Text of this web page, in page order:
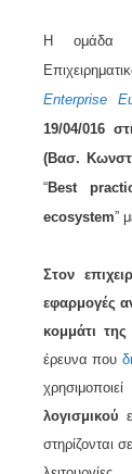
Η ομάδα
Enterprise
19/04/016
(Bασ.
“Best
ecosystem”
Στον
εφαρμογές
κομμάτι της
έρευνα που
λογισμικού
στηρίζονται